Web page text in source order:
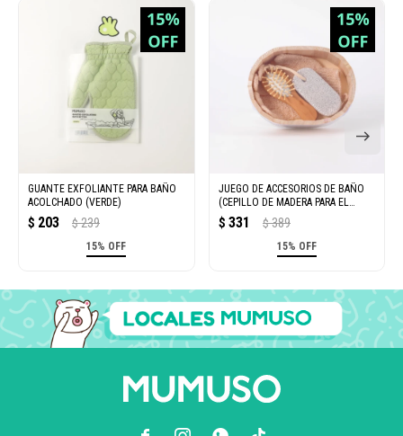
GUANTE EXFOLIANTE PARA BAÑO
ACOLCHADO (VERDE)
$ 203 $ 239
15% OFF
JUEGO DE ACCESORIOS DE BAÑO
(CEPILLO DE MADERA PARA EL
PELO)
$ 331 $ 389
15% OFF